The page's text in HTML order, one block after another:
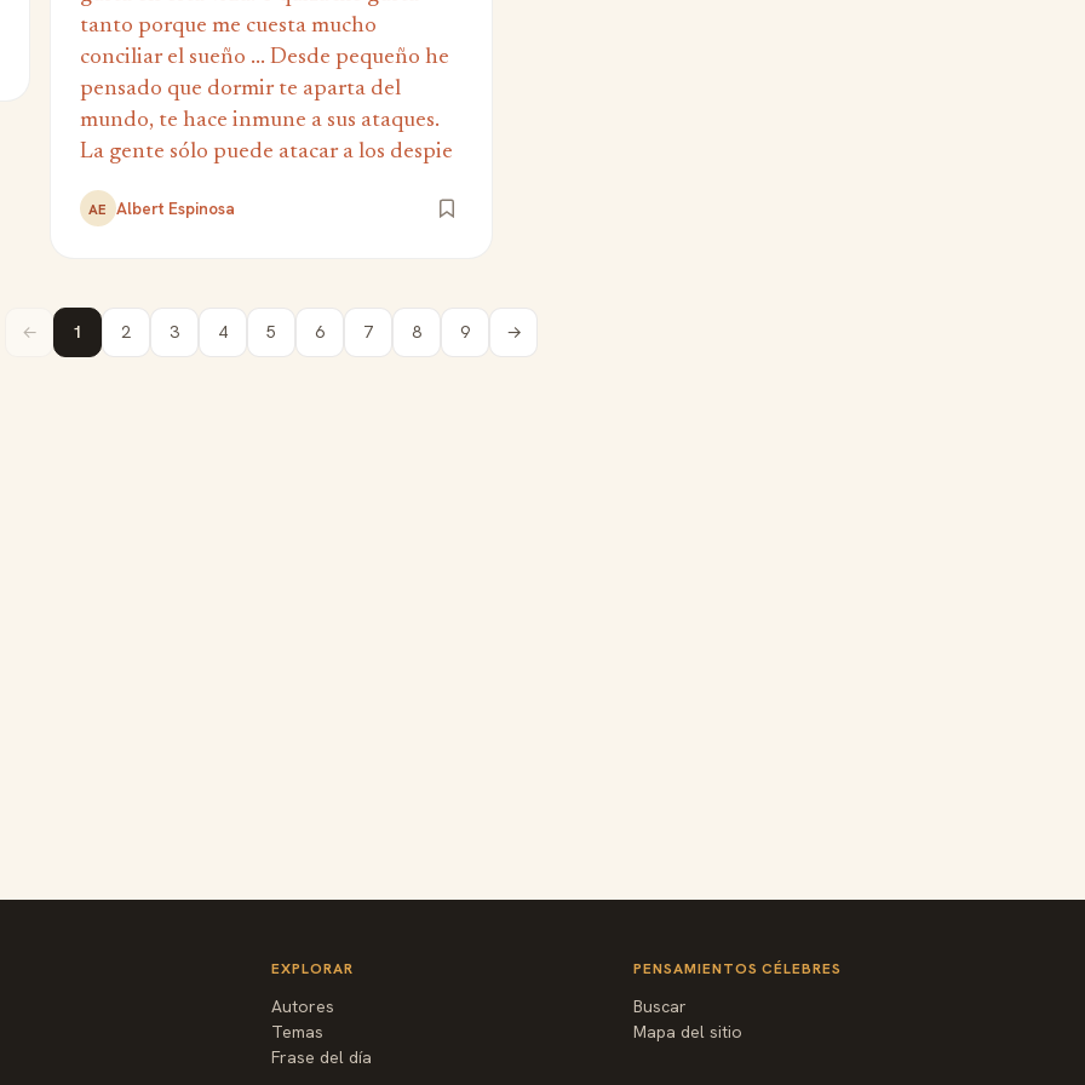
tanto porque me cuesta mucho
conciliar el sueño ... Desde pequeño he
pensado que dormir te aparta del
mundo, te hace inmune a sus ataques.
La gente sólo puede atacar a los despie
AE Albert Espinosa
← 1 2 3 4 5 6 7 8 9 →
EXPLORAR
Autores
Temas
Frase del día
PENSAMIENTOS CÉLEBRES
Buscar
Mapa del sitio